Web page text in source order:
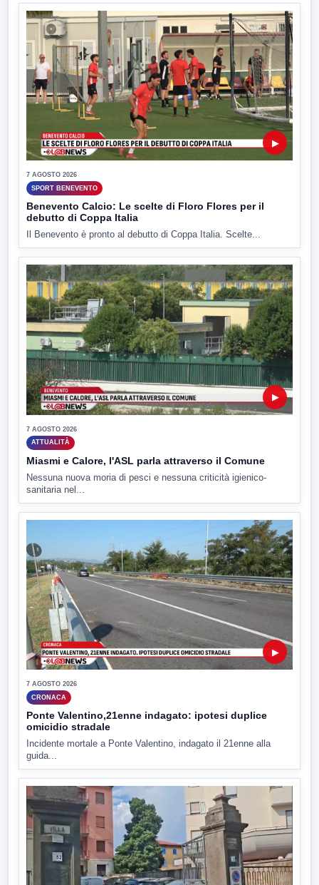
▶
7 AGOSTO 2026
SPORT BENEVENTO
Benevento Calcio: Le scelte di Floro Flores per il
debutto di Coppa Italia
Il Benevento è pronto al debutto di Coppa Italia. Scelte...
▶
7 AGOSTO 2026
ATTUALITÀ
Miasmi e Calore, l'ASL parla attraverso il Comune
Nessuna nuova moria di pesci e nessuna criticità igienico-
sanitaria nel...
▶
7 AGOSTO 2026
CRONACA
Ponte Valentino,21enne indagato: ipotesi duplice
omicidio stradale
Incidente mortale a Ponte Valentino, indagato il 21enne alla
guida...